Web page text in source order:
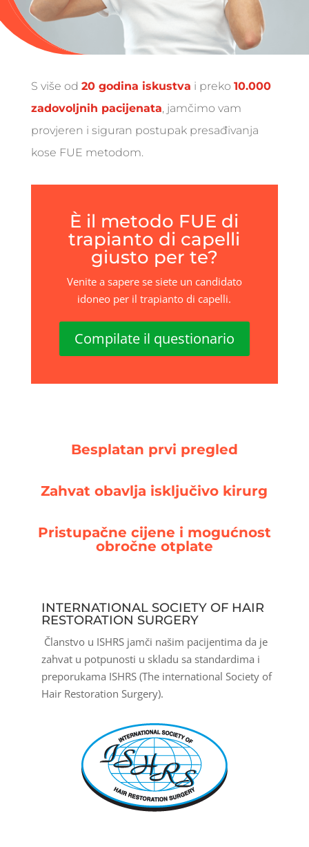
S više od 20 godina iskustva i preko 10.000
zadovoljnih pacijenata, jamčimo vam
provjeren i siguran postupak presađivanja
kose FUE metodom.
È il metodo FUE di
trapianto di capelli
giusto per te?
Venite a sapere se siete un candidato
idoneo per il trapianto di capelli.
Compilate il questionario
Besplatan prvi pregled
Zahvat obavlja isključivo kirurg
Pristupačne cijene i mogućnost
obročne otplate
INTERNATIONAL SOCIETY OF HAIR
RESTORATION SURGERY
Članstvo u ISHRS jamči našim pacijentima da je
zahvat u potpunosti u skladu sa standardima i
preporukama ISHRS (The international Society of
Hair Restoration Surgery).